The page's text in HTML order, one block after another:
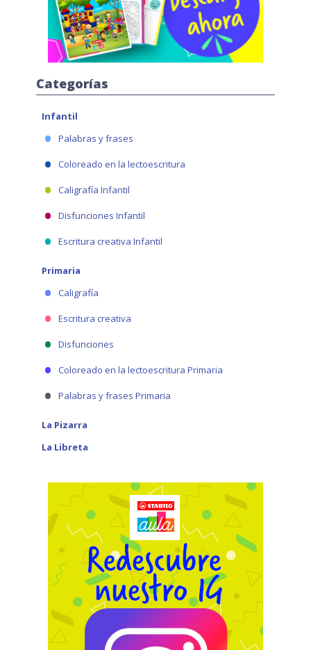
Categorías
Infantil
Palabras y frases
Coloreado en la lectoescritura
Caligrafía Infantil
Disfunciones Infantil
Escritura creativa Infantil
Primaria
Caligrafía
Escritura creativa
Disfunciones
Coloreado en la lectoescritura Primaria
Palabras y frases Primaria
La Pizarra
La Libreta